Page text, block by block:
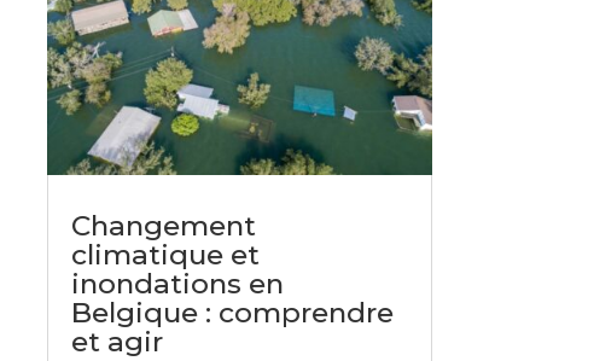
Changement
climatique et
inondations en
Belgique : comprendre
et agir